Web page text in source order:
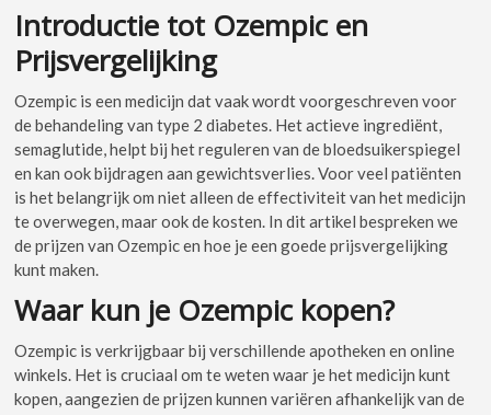
Introductie tot Ozempic en
Prijsvergelijking
Ozempic is een medicijn dat vaak wordt voorgeschreven voor
de behandeling van type 2 diabetes. Het actieve ingrediënt,
semaglutide, helpt bij het reguleren van de bloedsuikerspiegel
en kan ook bijdragen aan gewichtsverlies. Voor veel patiënten
is het belangrijk om niet alleen de effectiviteit van het medicijn
te overwegen, maar ook de kosten. In dit artikel bespreken we
de prijzen van Ozempic en hoe je een goede prijsvergelijking
kunt maken.
Waar kun je Ozempic kopen?
Ozempic is verkrijgbaar bij verschillende apotheken en online
winkels. Het is cruciaal om te weten waar je het medicijn kunt
kopen, aangezien de prijzen kunnen variëren afhankelijk van de